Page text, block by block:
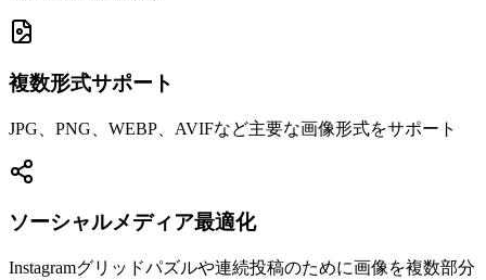
複数形式サポート
JPG、PNG、WEBP、AVIFなど主要な画像形式をサポート
ソーシャルメディア最適化
Instagramグリッドパズルや連続投稿のために画像を複数部分